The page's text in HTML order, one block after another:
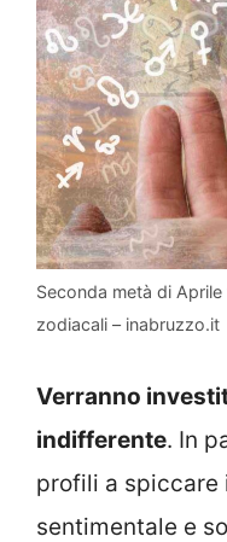
Seconda metà di
zodiacali – inabruzzo.it
Verranno
indifferente. In
profili a spiccare
sentimentale e